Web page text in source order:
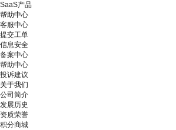
SaaS产品
帮助中心
客服中心
提交工单
信息安全
备案中心
帮助中心
投诉建议
关于我们
公司简介
发展历史
资质荣誉
积分商城